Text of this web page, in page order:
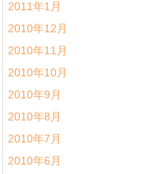
2011年1月
2010年12月
2010年11月
2010年10月
2010年9月
2010年8月
2010年7月
2010年6月